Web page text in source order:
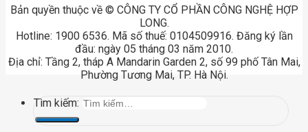
Bản quyền thuộc về © CÔNG TY CỔ PHẦN CÔNG NGHỆ HỢP
LONG.
Hotline: 1900 6536. Mã số thuế: 0104509916. Đăng ký lần
đầu: ngày 05 tháng 03 năm 2010.
Địa chỉ: Tầng 2, tháp A Mandarin Garden 2, số 99 phố Tân Mai,
Phường Tương Mai, TP. Hà Nội.
Tìm kiếm: